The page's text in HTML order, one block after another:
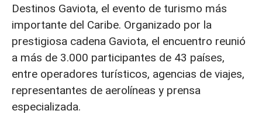
Destinos Gaviota, el evento de turismo más
importante del Caribe. Organizado por la
prestigiosa cadena Gaviota, el encuentro reunió
a más de 3.000 participantes de 43 países,
entre operadores turísticos, agencias de viajes,
representantes de aerolíneas y prensa
especializada.